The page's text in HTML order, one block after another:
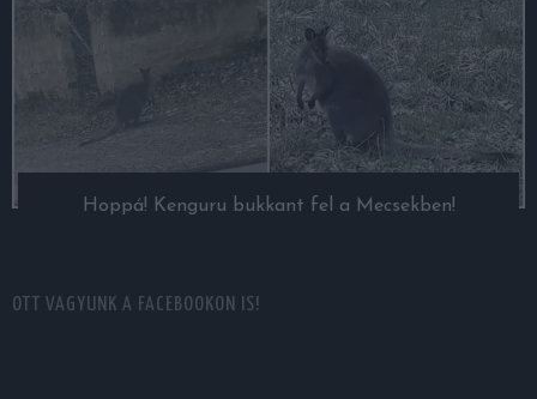
Hoppá! Kenguru bukkant fel a Mecsekben!
OTT VAGYUNK A FACEBOOKON IS!